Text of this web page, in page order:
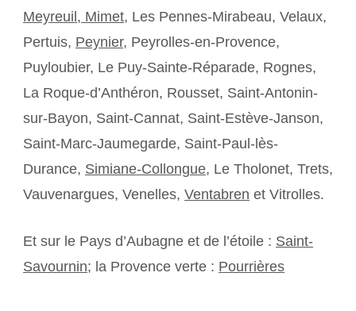
Meyreuil, Mimet, Les Pennes-Mirabeau, Velaux,
Pertuis, Peynier, Peyrolles-en-Provence,
Puyloubier, Le Puy-Sainte-Réparade, Rognes,
La Roque-d’Anthéron, Rousset, Saint-Antonin-
sur-Bayon, Saint-Cannat, Saint-Estève-Janson,
Saint-Marc-Jaumegarde, Saint-Paul-lès-
Durance, Simiane-Collongue, Le Tholonet, Trets,
Vauvenargues, Venelles, Ventabren et Vitrolles.
Et sur le Pays d’Aubagne et de l’étoile : Saint-
Savournin; la Provence verte : Pourrières